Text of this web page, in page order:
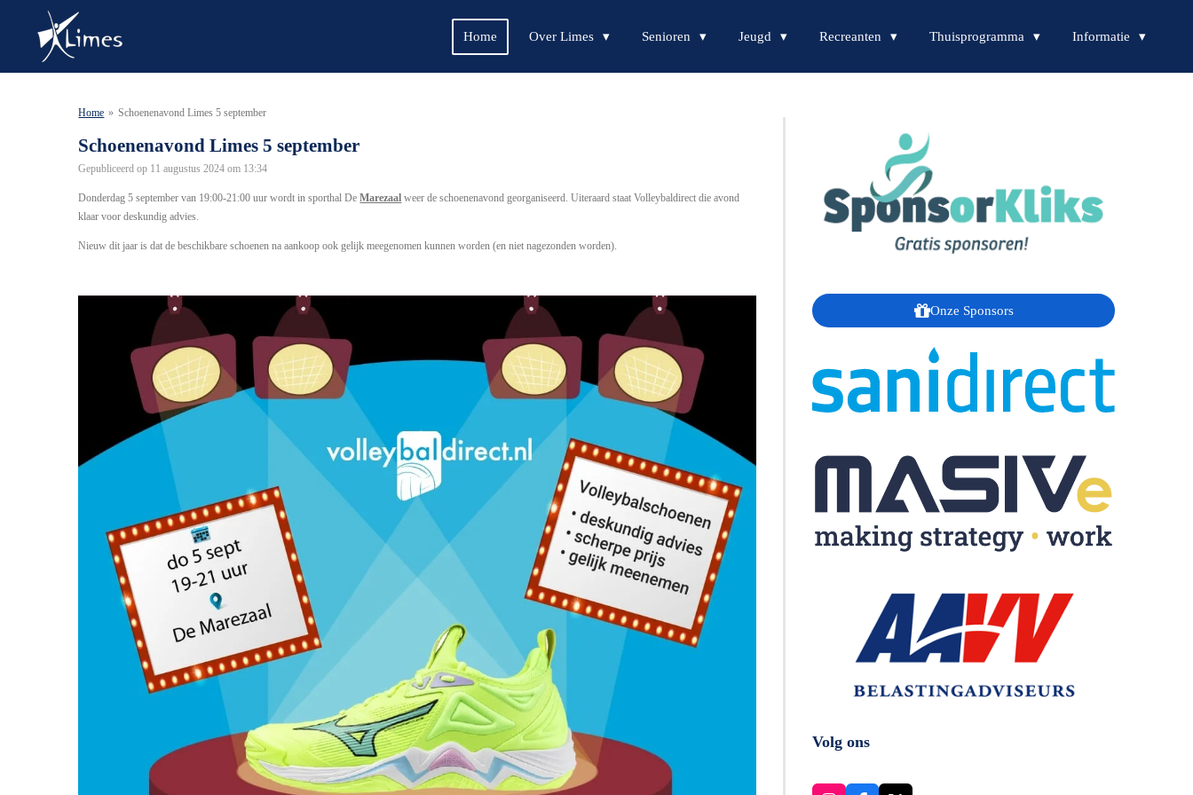
de
Home Over Limes Senioren Jeugd Recreanten Thuisprogramma Informatie
Home » Schoenenavond Limes 5 september
Schoenenavond Limes 5 september
Gepubliceerd op 11 augustus 2024 om 13:34
Donderdag 5 september van 19:00-21:00 uur wordt in sporthal DeMarezaal weer de schoenenavond georganiseerd.Uiteraard staat Volleybaldirect die avond
klaar voor deskundig advies.
Nieuw dit jaar is dat de beschikbare schoenen na aankoop ook gelijk meegenomen kunnen worden (en niet nagezonden worden).
Onze Sponsors
Volg ons